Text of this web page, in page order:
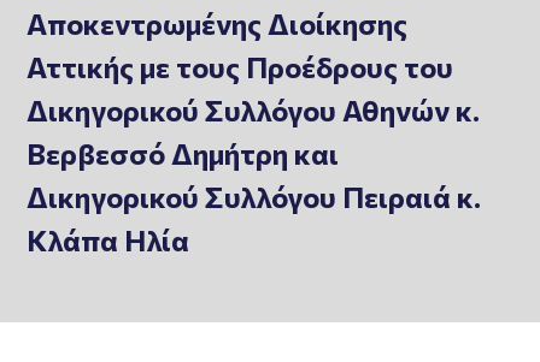
Αποκεντρωμένης Διοίκησης
Αττικής με τους Προέδρους του
Δικηγορικού Συλλόγου Αθηνών κ.
Βερβεσσό Δημήτρη και
Δικηγορικού Συλλόγου Πειραιά κ.
Κλάπα Ηλία